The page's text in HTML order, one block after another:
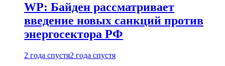
WP: Байден рассматривает
введение новых санкций против
энергосектора РФ
2 года спустя2 года спустя